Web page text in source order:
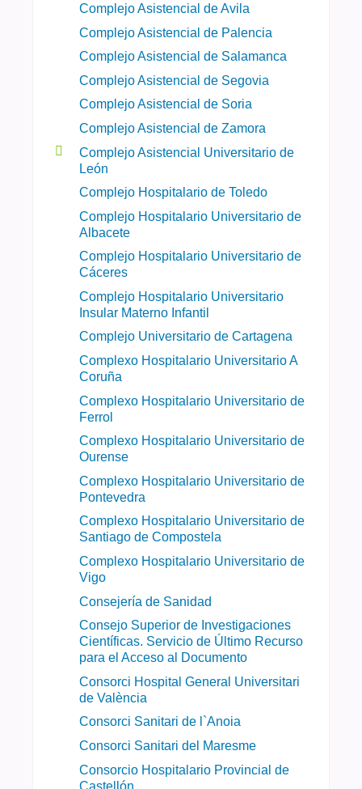
Complejo Asistencial de Avila
Complejo Asistencial de Palencia
Complejo Asistencial de Salamanca
Complejo Asistencial de Segovia
Complejo Asistencial de Soria
Complejo Asistencial de Zamora
Complejo Asistencial Universitario de
León
Complejo Hospitalario de Toledo
Complejo Hospitalario Universitario de
Albacete
Complejo Hospitalario Universitario de
Cáceres
Complejo Hospitalario Universitario
Insular Materno Infantil
Complejo Universitario de Cartagena
Complexo Hospitalario Universitario A
Coruña
Complexo Hospitalario Universitario de
Ferrol
Complexo Hospitalario Universitario de
Ourense
Complexo Hospitalario Universitario de
Pontevedra
Complexo Hospitalario Universitario de
Santiago de Compostela
Complexo Hospitalario Universitario de
Vigo
Consejería de Sanidad
Consejo Superior de Investigaciones
Científicas. Servicio de Último Recurso
para el Acceso al Documento
Consorci Hospital General Universitari
de València
Consorci Sanitari de l`Anoia
Consorci Sanitari del Maresme
Consorcio Hospitalario Provincial de
Castellón